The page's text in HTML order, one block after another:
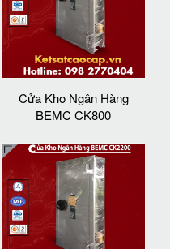
Cửa Kho Ngân Hàng
BEMC CK800